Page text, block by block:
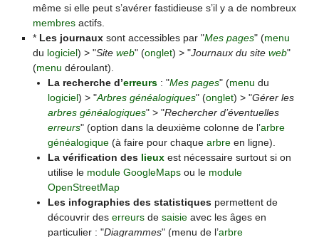
même si elle peut s’avérer fastidieuse s’il y a de nombreux
membresactifs.
* Les journauxsont accessibles par "Mes pages" (menu
du logiciel) > "Site web" (onglet) > "Journaux du site web"
(menu déroulant).
La recherche d’erreurs : "Mes pages" (menu du
logiciel) > "Arbres généalogiques" (onglet) > "Gérer les
arbres généalogiques" > "Rechercher d’éventuelles
erreurs" (option dans la deuxième colonne de l’arbre
généalogique (à faire pour chaquearbre en ligne).
La vérification des lieux est nécessaire surtout si on
utilise le module GoogleMaps ou le module
OpenStreetMap
Les infographies des statistiques permettent de
découvrir deserreurs desaisie avec les âges en
particulier : "Diagrammes" (menu de l’arbre